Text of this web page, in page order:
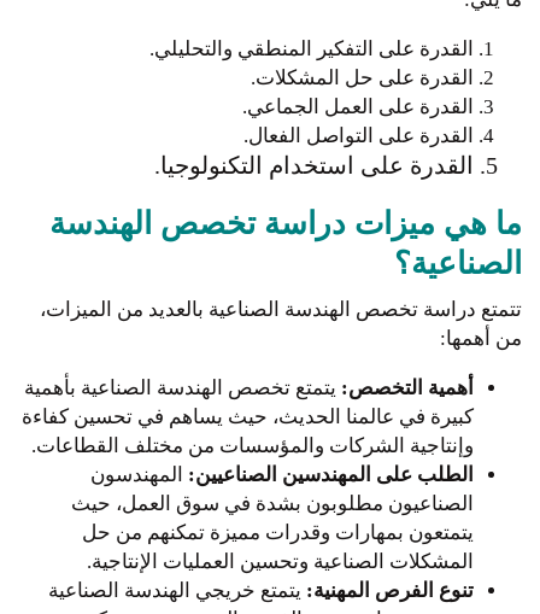
القدرة على التفكير المنطقي والتحليلي.
القدرة على حل المشكلات.
القدرة على العمل الجماعي.
القدرة على التواصل الفعال.
القدرة على استخدام التكنولوجيا.
ما هي ميزات دراسة تخصص الهندسة
الصناعية؟
تتمتع دراسة تخصص الهندسة الصناعية بالعديد من الميزات،
من أهمها:
أهمية التخصص: يتمتع تخصص الهندسة الصناعية بأهمية
كبيرة في عالمنا الحديث، حيث يساهم في تحسين كفاءة
وإنتاجية الشركات والمؤسسات من مختلف القطاعات.
الطلب على المهندسين الصناعيين: المهندسون
الصناعيون مطلوبون بشدة في سوق العمل، حيث
يتمتعون بمهارات وقدرات مميزة تمكنهم من حل
المشكلات الصناعية وتحسين العمليات الإنتاجية.
تنوع الفرص المهنية: يتمتع خريجي الهندسة الصناعية